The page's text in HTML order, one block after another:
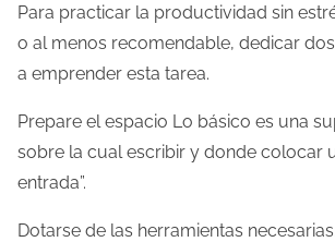
Para practicar la productividad sin
o al menos recomendable, dedicar
a emprender esta tarea.
Prepare el espacio Lo básico es una
sobre la cual escribir y donde colocar
entrada”.
Dotarse de las herramientas